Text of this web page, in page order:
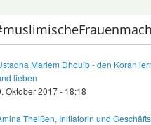
Mariem Dhouib - den Koran
lieben
Oktober 2017 - 18:18
Theißen, Initiatorin und